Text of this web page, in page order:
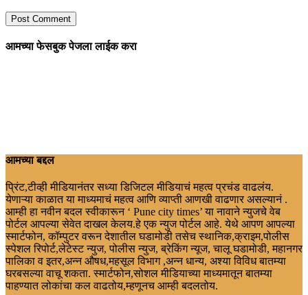
आमच्या फेसबुक पेजला लाईक करा
आमच्या बद्दल
प्रिंट,टीव्ही मीडियानंतर सध्या डिजिटल मीडियाचं महत्व प्रचंड वाढलंय.
येणाऱ्या काळात या माध्यमाचं महत्व आणि व्याप्ती आणखी वाढणार असल्यानं .
आम्ही हा नवीन बदल स्वीकारून ‘ Pune city times’ या नावाने न्युजचे वेब
पोर्टल आपल्या सेवेत दाखल केलय.हे एक न्युज पोर्टल आहे. येथे आपण आपल्या
स्मार्टफोन, कॉम्पुटर वरून देशातील घडामोडी तसेच स्थानिक,क्राइम,पोलीस
स्पेशल रिपोर्ट,लेटेस्ट न्युज, पोलीस न्युज, ब्रेकिंग न्यूज, चालू घडामोडी, महानगर
पालिका व इतर,अन्न औषध,महसूल विभाग ,अन्न धान्य, अश्या विविध बातम्या
घरबसल्या वाचू शकता. स्मार्टफोन,सोशल मीडियाच्या माध्यमातून बातम्या
पाहण्यात लोकांचा कल वाढतोय,म्हणूनच आम्ही बदलतोय.